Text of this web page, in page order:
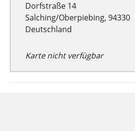
Dorfstraße 14
Salching/Oberpiebing, 94330
Deutschland
Karte nicht verfügbar